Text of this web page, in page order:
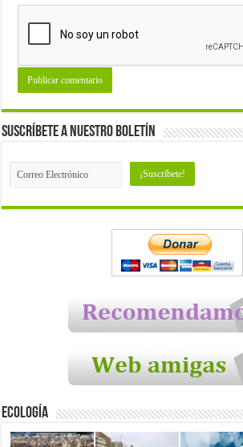
Suscríbete a nuestro Boletín
Ecología